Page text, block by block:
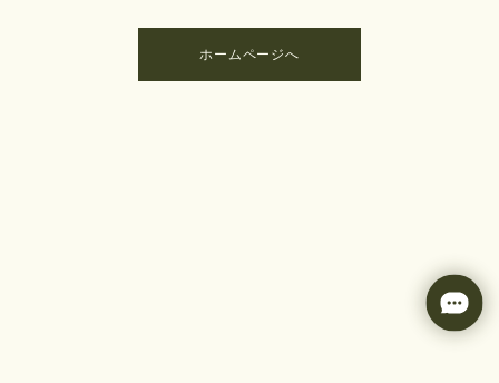
ホームページへ